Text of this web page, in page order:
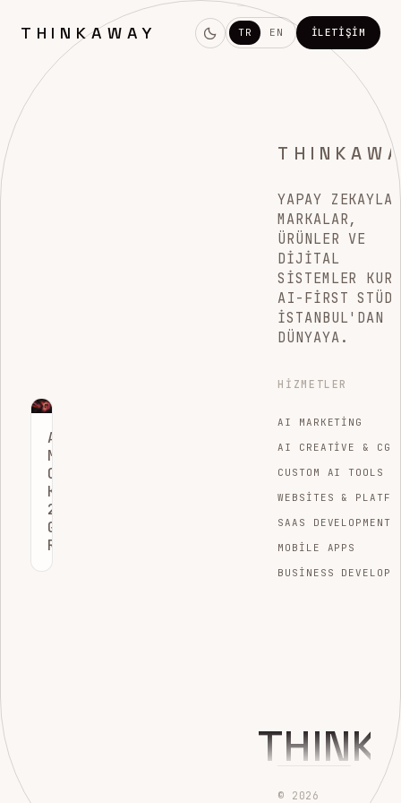
THINKAWAY TR EN İLETIŞIM
API’LERLE
METIN
OLUŞTURUCU
KODU:
2026
GELIŞTIRME
REHBERI
YAPAY ZEKAYLA
MARKALAR,
ÜRÜNLER VE
DIJITAL
SISTEMLER
AI-FIRST
İSTANBUL'DAN
DÜNYAYA.
HIZMETLER
AI MARKETING
AI CREATIVE & CGI
CUSTOM AI TOOLS
WEBSITES &
SAAS DEVELOPMENT
MOBILE APPS
BUSINESS
© 2026